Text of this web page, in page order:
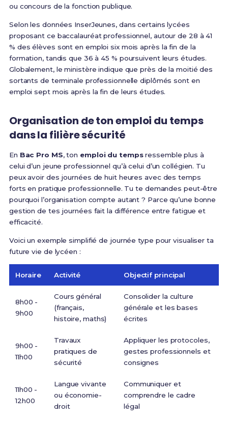
ou concours de la fonction publique.
Selon les données InserJeunes, dans certains lycées
proposant ce baccalauréat professionnel, autour de 28 à 41
% des élèves sont en emploi six mois après la fin de la
formation, tandis que 36 à 45 % poursuivent leurs études.
Globalement, le ministère indique que près de la moitié des
sortants de terminale professionnelle diplômés sont en
emploi sept mois après la fin de leurs études.
Organisation de ton emploi du temps
dans la filière sécurité
En Bac Pro MS, ton emploi du tempsressemble plus à
celui d’un jeune professionnel qu’à celui d’un collégien. Tu
peux avoir des journées de huit heures avec des temps
forts en pratique professionnelle. Tu te demandes peut-être
pourquoi l’organisation compte autant ? Parce qu’une bonne
gestion de tes journées fait la différence entre fatigue et
efficacité.
Voici un exemple simplifié de journée type pour visualiser ta
future vie de lycéen :
Horaire Activité Objectif principal
8h00 -
9h00
Cours général
(français,
histoire, maths)
Consolider la culture
générale et les bases
écrites
9h00 -
11h00
Travaux
pratiques de
sécurité
Appliquer les protocoles,
gestes professionnels et
consignes
11h00 -
12h00
Langue vivante
ou économie-
droit
Communiquer et
comprendre le cadre
légal